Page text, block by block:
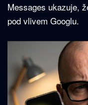
Messages ukazuje,
pod vlivem Googlu.